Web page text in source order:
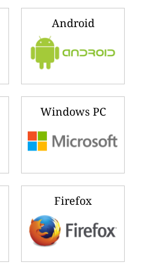
Android
Windows PC
Firefox